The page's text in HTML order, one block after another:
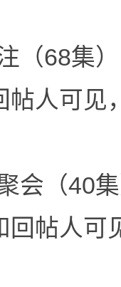
（68集
帖人可见
会（40
回帖人